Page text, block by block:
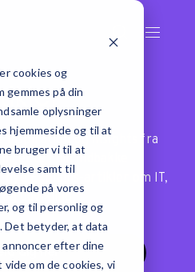
cookies og
gemmes på din
oplysninger
hjemmeside og til at
bruger vi til at
samt til
på vores
og til personlig og
Det betyder, at data
efter dine
om de cookies, vi
inspiration og insights fra
i din indbakke
nye Explains-artikler om IT,
og udvikling.
dig her